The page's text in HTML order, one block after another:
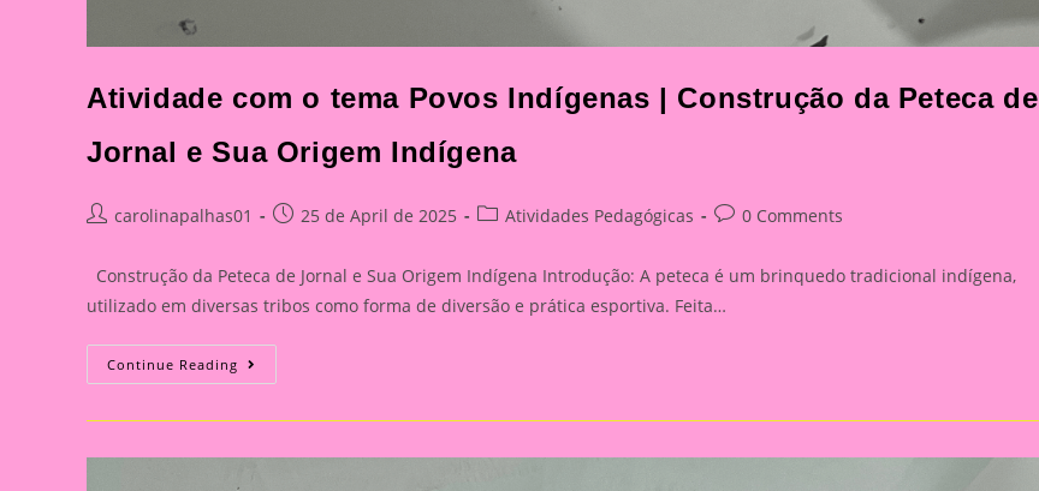
Atividade com o tema Povos Indígenas | Construção da Peteca de
Jornal e Sua Origem Indígena
Postcarolinapalhas01
Post25 de April de 2025
PostAtividades Pedagógicas
Post0 Comments
Construção da Peteca de Jornal e Sua Origem Indígena Introdução: A peteca é um brinquedo tradicional indígena,
utilizado em diversas tribos como forma de diversão e prática esportiva. Feita…
Continue Reading Atividade
Com
|